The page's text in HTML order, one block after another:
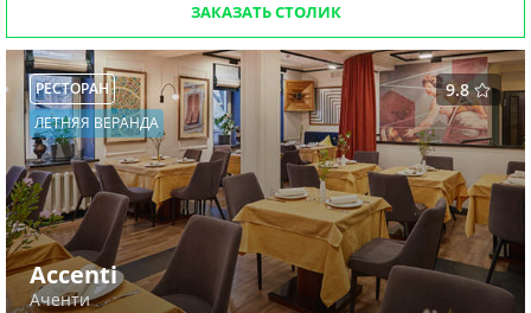
ЗАКАЗАТЬ СТОЛИК
9.8
РЕСТОРАН
ЛЕТНЯЯ ВЕРАНДА
Accenti
Аченти